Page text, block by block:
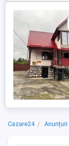
Cazare24 Anunțuri